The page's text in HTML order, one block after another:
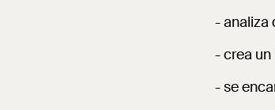
- analiza
- crea
- se